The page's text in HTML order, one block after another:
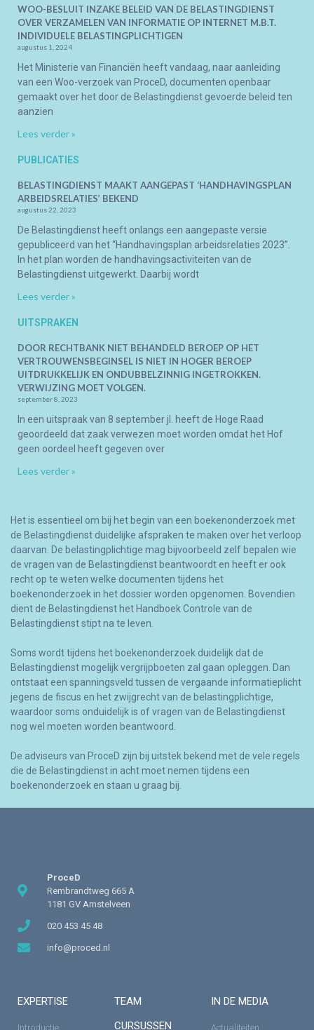
WOO-BESLUIT INZAKE BELEID VAN DE BELASTINGDIENST
OVER VERZAMELEN VAN INFORMATIE OP INTERNET M.B.T.
INDIVIDUELE BELASTINGPLICHTIGEN
augustus 1, 2024
Het Ministerie van Financiën heeft vandaag, naar aanleiding
van een Woo-verzoek van ProceD, documenten openbaar
gemaakt over het door de Belastingdienst gevoerde beleid ten
aanzien
Lees verder »
PUBLICATIES
BELASTINGDIENST MAAKT AANGEPAST ‘HANDHAVINGSPLAN
ARBEIDSRELATIES’ BEKEND
augustus 22, 2023
De Belastingdienst heeft onlangs een aangepaste versie
gepubliceerd van het “Handhavingsplan arbeidsrelaties 2023”.
In het plan worden de handhavingsactiviteiten van de
Belastingdienst uitgewerkt. Daarbij wordt
Lees verder »
UITSPRAKEN
DOOR RECHTBANK NIET BEHANDELD BEROEP OP HET
VERTROUWENSBEGINSEL IS NIET IN HOGER BEROEP
UITDRUKKELIJK EN ONDUBBELZINNIG INGETROKKEN.
VERWIJZING MOET VOLGEN.
september 8, 2023
In een uitspraak van 8 september jl. heeft de Hoge Raad
geoordeeld dat zaak verwezen moet worden omdat het Hof
geen oordeel heeft gegeven over
Lees verder »
Het is essentieel om bij het begin van een boekenonderzoek met
de Belastingdienst duidelijke afspraken te maken over het verloop
daarvan. De belastingplichtige mag bijvoorbeeld zelf bepalen wie
de vragen van de Belastingdienst beantwoordt en heeft er ook
recht op te weten welke documenten tijdens het
boekenonderzoek in het dossier worden opgenomen. Bovendien
dient de Belastingdienst het Handboek Controle van de
Belastingdienst stipt na te leven.
Soms wordt tijdens het boekenonderzoek duidelijk dat de
Belastingdienst mogelijk vergrijpboeten zal gaan opleggen. Dan
ontstaat een spanningsveld tussen de vergaande informatieplicht
jegens de fiscus en het zwijgrecht van de belastingplichtige,
waardoor soms onduidelijk is of vragen van de Belastingdienst
nog wel moeten worden beantwoord.
De adviseurs van ProceD zijn bij uitstek bekend met de vele regels
die de Belastingdienst in acht moet nemen tijdens een
boekenonderzoek en staan u graag bij.
ProceD
Rembrandtweg 665 A
1181 GV Amstelveen
020 453 45 48
info@proced.nl
EXPERTISE
Introductie
TEAM
CURSUSSEN
IN DE MEDIA
Actualiteiten